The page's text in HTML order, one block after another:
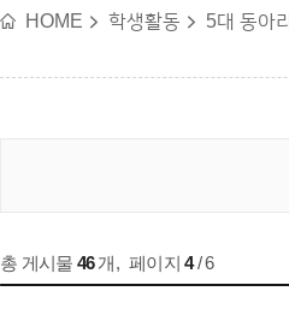
HOME 학생활동 5대 동아리
총 게시물 46개, 페이지 4/ 6